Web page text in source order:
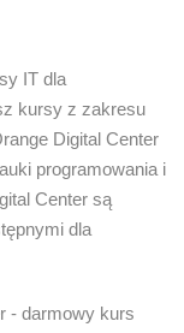
IT dla
kursy z zakresu
Digital Center
programowania i
Center są
dla